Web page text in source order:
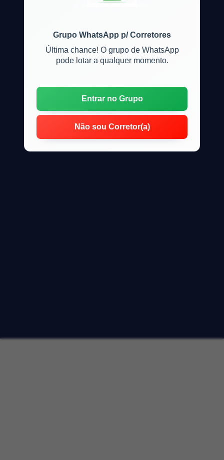
Grupo WhatsApp p/ Corretores
Última chance! O grupo de WhatsApp
pode lotar a qualquer momento.
Entrar no Grupo
Não sou Corretor(a)
e locação de imóveis